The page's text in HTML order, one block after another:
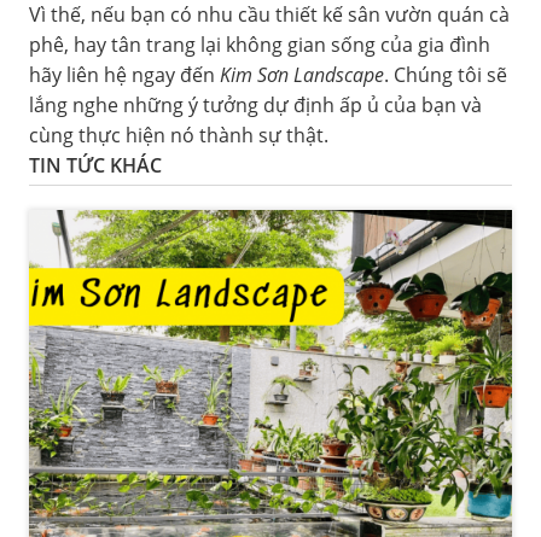
Vì thế, nếu bạn có nhu cầu thiết kế sân vườn quán cà
phê, hay tân trang lại không gian sống của gia đình
hãy liên hệ ngay đến Kim Sơn Landscape. Chúng tôi sẽ
lắng nghe những ý tưởng dự định ấp ủ của bạn và
cùng thực hiện nó thành sự thật.
TIN TỨC KHÁC